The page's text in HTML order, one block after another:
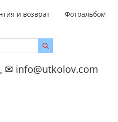
и возврат Фотоальбом
✉ info@utkolov.com